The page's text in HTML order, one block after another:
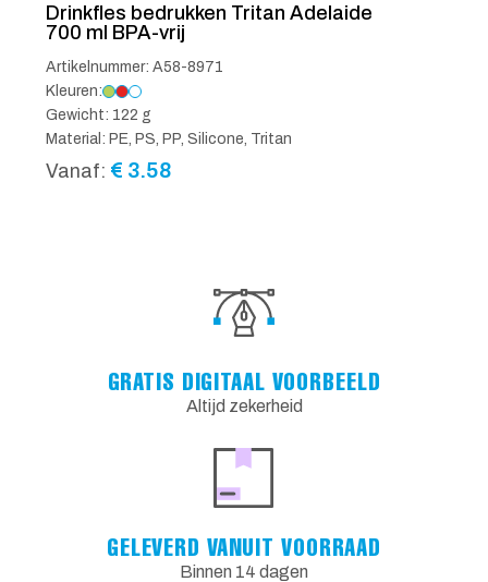
Drinkfles bedrukken Tritan Adelaide
700 ml BPA-vrij
Artikelnummer: A58-8971
Kleuren:
Gewicht: 122 g
Material: PE, PS, PP, Silicone, Tritan
Vanaf: € 3.58
GRATIS DIGITAAL VOORBEELD
Altijd zekerheid
GELEVERD VANUIT VOORRAAD
Binnen 14 dagen